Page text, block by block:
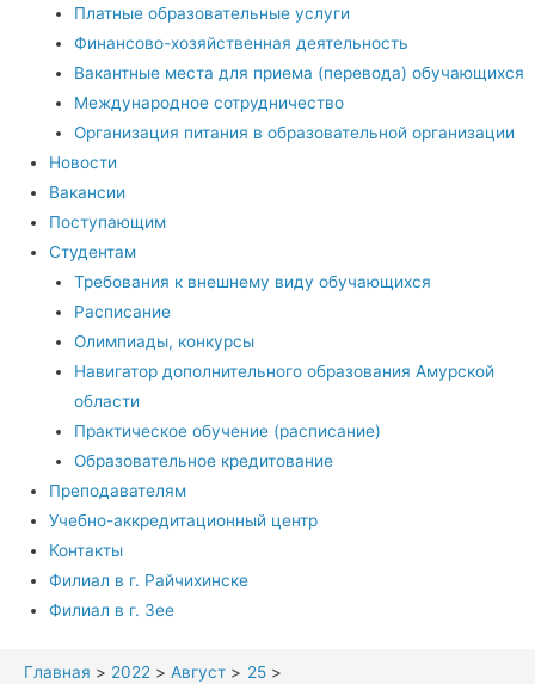
Платные образовательные услуги
Финансово-хозяйственная деятельность
Вакантные места для приема (перевода) обучающихся
Международное сотрудничество
Организация питания в образовательной организации
Новости
Вакансии
Поступающим
Студентам
Требования к внешнему виду обучающихся
Расписание
Олимпиады, конкурсы
Навигатор дополнительного образования Амурской
области
Практическое обучение (расписание)
Образовательное кредитование
Преподавателям
Учебно-аккредитационный центр
Контакты
Филиал в г. Райчихинске
Филиал в г. Зее
Главная 2022 Август
25